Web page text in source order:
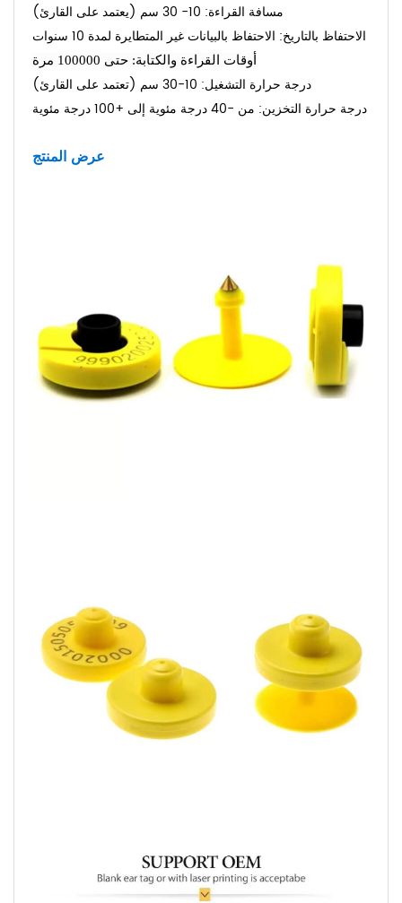
مسافة القراءة: 10- 30 سم (يعتمد على القارئ)
الاحتفاظ بالتاريخ: الاحتفاظ بالبيانات غير المتطايرة لمدة 10 سنوات
أوقات القراءة والكتابة: حتى 100000 مرة
درجة حرارة التشغيل: 10-30 سم (تعتمد على القارئ)
درجة حرارة التخزين: من -40 درجة مئوية إلى +100 درجة مئوية
عرض المنتج